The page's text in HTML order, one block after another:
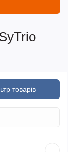
товарів